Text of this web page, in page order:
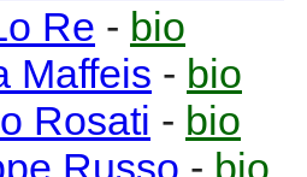
Re - bio
Maffeis - bio
Rosati - bio
Russo - bio